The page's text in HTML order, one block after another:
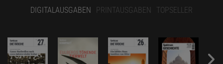
DIGITALAUSGABEN PRINTAUSGABEN TOPSELLER